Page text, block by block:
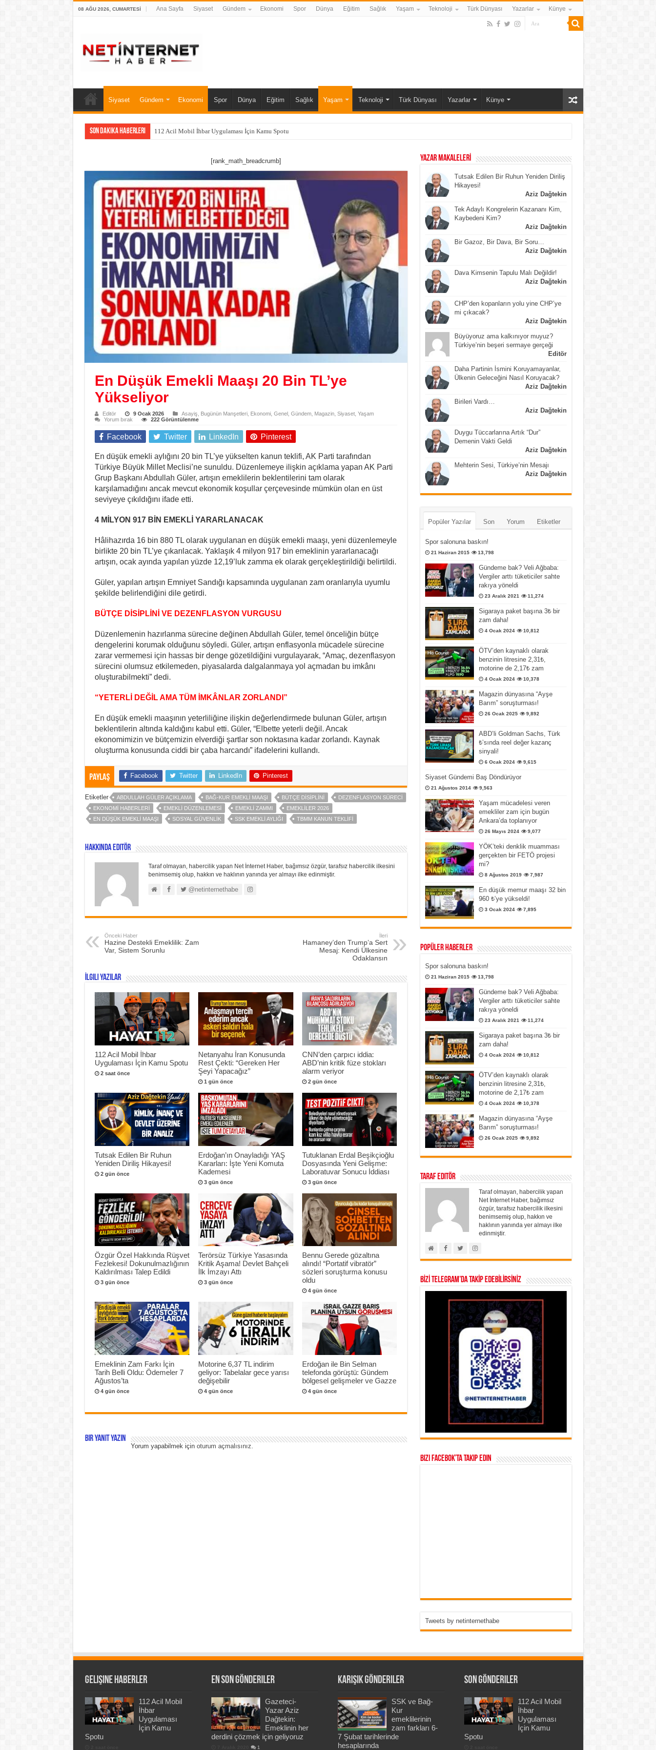
08 AĞU 2026, CUMARTESI Ana Sayfa Siyaset Gündem Ekonomi Spor Dünya Eğitim Sağlık Yaşam Teknoloji Türk Dünyası Yazarlar Künye
Siyaset Gündem Ekonomi Spor Dünya Eğitim Sağlık Yaşam Teknoloji Türk Dünyası Yazarlar Künye
Son Dakika Haberleri 112 Acil Mobil İhbar Uygulaması İçin Kamu Spotu
[rank_math_breadcrumb]
En Düşük Emekli Maaşı 20 Bin TL’ye
Yükseliyor
Editör 9 Ocak 2026 Asayiş Bugünün Manşetleri, Ekonomi, Genel, Gündem, Magazin, Siyaset, Yaşam
Yorum bırak
222 Görüntülenme
Facebook Twitter LinkedIn Pinterest
En düşük emekli aylığını 20 bin TL’ye yükselten kanun teklifi, AK Parti tarafından
Türkiye Büyük Millet Meclisi’ne sunuldu. Düzenlemeye ilişkin açıklama yapan AK Parti
Grup Başkanı Abdullah Güler, artışın emeklilerin beklentilerini tam olarak
karşılamadığını ancak mevcut ekonomik koşullar çerçevesinde mümkün olan en üst
seviyeye çıkıldığını ifade etti.
4 MİLYON 917 BİN EMEKLİ YARARLANACAK
Hâlihazırda 16 bin 880 TL olarak uygulanan en düşük emekli maaşı, yeni düzenlemeyle
birlikte 20 bin TL’ye çıkarılacak. Yaklaşık 4 milyon 917 bin emeklinin yararlanacağı
artışın, ocak ayında yapılan yüzde 12,19’luk zamma ek olarak gerçekleştirildiği belirtildi.
Güler, yapılan artışın Emniyet Sandığı kapsamında uygulanan zam oranlarıyla uyumlu
şekilde belirlendiğini dile getirdi.
BÜTÇE DİSİPLİNİ VE DEZENFLASYON VURGUSU
Düzenlemenin hazırlanma sürecine değinen Abdullah Güler, temel önceliğin bütçe
dengelerini korumak olduğunu söyledi. Güler, artışın enflasyonla mücadele sürecine
zarar vermemesi için hassas bir denge gözetildiğini vurgulayarak, “Amaç, dezenflasyon
sürecini olumsuz etkilemeden, piyasalarda dalgalanmaya yol açmadan bu imkânı
oluşturabilmekti” dedi.
“YETERLİ DEĞİL AMA TÜM İMKÂNLAR ZORLANDI”
En düşük emekli maaşının yeterliliğine ilişkin değerlendirmede bulunan Güler, artışın
beklentilerin altında kaldığını kabul etti. Güler, “Elbette yeterli değil. Ancak
ekonomimizin ve bütçemizin elverdiği şartlar son noktasına kadar zorlandı. Kaynak
oluşturma konusunda ciddi bir çaba harcandı” ifadelerini kullandı.
Paylaş Facebook Twitter LinkedIn Pinterest
Etiketler ABDULLAH GÜLER AÇIKLAMA BAĞ-KUR EMEKLI MAAŞI BÜTÇE DISIPLINI
DEZENFLASYON SÜRECI
EKONOMI HABERLERI
EMEKLI DÜZENLEMESI EMEKLI ZAMMI
EMEKLILER 2026
EN DÜŞÜK EMEKLI MAAŞI
SOSYAL GÜVENLIK SSK EMEKLI AYLIĞI TBMM KANUN TEKLIFI
Hakkında Editör
Taraf olmayan, habercilik yapan Net İnternet Haber, bağımsız özgür, tarafsız habercilik ilkesini
benimsemiş olup, hakkın ve haklının yanında yer almayı ilke edinmiştir.
@netinternethabe
Önceki Haber
Hazine Destekli Emeklilik: Zam
Var, Sistem Sorunlu
İleri
Hamaney’den Trump’a Sert
Mesaj: Kendi Ülkesine
Odaklansın
İlgili Yazılar
112 Acil Mobil İhbar
Uygulaması İçin Kamu Spotu
2 saat önce
Netanyahu İran Konusunda
Rest Çekti: “Gereken Her
Şeyi Yapacağız”
1 gün önce
CNN’den çarpıcı iddia:
ABD’nin kritik füze stokları
alarm veriyor
2 gün önce
Tutsak Edilen Bir Ruhun
Yeniden Diriliş Hikayesi!
2 gün önce
Erdoğan’ın Onayladığı YAŞ
Kararları: İşte Yeni Komuta
Kademesi
3 gün önce
Tutuklanan Erdal Beşikçioğlu
Dosyasında Yeni Gelişme:
Laboratuvar Sonucu İddiası
3 gün önce
Özgür Özel Hakkında Rüşvet
Fezlekesi! Dokunulmazlığının
Kaldırılması Talep Edildi
3 gün önce
Terörsüz Türkiye Yasasında
Kritik Aşama! Devlet Bahçeli
İlk İmzayı Attı
3 gün önce
Bennu Gerede gözaltına
alındı! “Portatif vibratör”
sözleri soruşturma konusu
oldu
4 gün önce
Emeklinin Zam Farkı İçin
Tarih Belli Oldu: Ödemeler 7
Ağustos’ta
4 gün önce
Motorine 6,37 TL indirim
geliyor: Tabelalar gece yarısı
değişebilir
4 gün önce
Erdoğan ile Bin Selman
telefonda görüştü: Gündem
bölgesel gelişmeler ve Gazze
4 gün önce
Bir yanıt yazın
Yorum yapabilmek için oturum açmalısınız.
YAZAR MAKALELERİ
Tutsak Edilen Bir Ruhun Yeniden Diriliş
Hikayesi!
Aziz Dağtekin
Tek Adaylı Kongrelerin Kazananı Kim,
Kaybedeni Kim?
Aziz Dağtekin
Bir Gazoz, Bir Dava, Bir Soru…
Aziz Dağtekin
Dava Kimsenin Tapulu Malı Değildir!
Aziz Dağtekin
CHP’den kopanların yolu yine CHP’ye
mi çıkacak?
Aziz Dağtekin
Büyüyoruz ama kalkınıyor muyuz?
Türkiye’nin beşeri sermaye gerçeği
Editör
Daha Partinin İsmini Koruyamayanlar,
Ülkenin Geleceğini Nasıl Koruyacak?
Aziz Dağtekin
Birileri Vardı…
Aziz Dağtekin
Duygu Tüccarlarına Artık “Dur”
Demenin Vakti Geldi
Aziz Dağtekin
Mehterin Sesi, Türkiye’nin Mesajı
Aziz Dağtekin
Popüler Yazılar Son Yorum Etiketler
Spor salonuna baskın!
21 Haziran 2015 13,798
Gündeme bak? Veli Ağbaba:
Vergiler arttı tüketiciler sahte
rakıya yöneldi
23 Aralık 2021 11,274
Sigaraya paket başına 3₺ bir
zam daha!
4 Ocak 2024 10,812
ÖTV’den kaynaklı olarak
benzinin litresine 2,31₺,
motorine de 2,17₺ zam
4 Ocak 2024 10,378
Magazin dünyasına “Ayşe
Barım” soruşturması!
26 Ocak 2025 9,892
ABD’li Goldman Sachs, Türk
₺’sında reel değer kazanç
sinyali!
6 Ocak 2024 9,615
Siyaset Gündemi Baş Döndürüyor
21 Ağustos 2014 9,563
Yaşam mücadelesi veren
emekliler zam için bugün
Ankara’da toplanıyor
26 Mayıs 2024 9,077
YÖK’teki denklik muamması
gerçekten bir FETÖ projesi
mi?
8 Ağustos 2019 7,987
En düşük memur maaşı 32 bin
960 ₺’ye yükseldi!
3 Ocak 2024 7,895
Popüler Haberler
Spor salonuna baskın!
21 Haziran 2015 13,798
Gündeme bak? Veli Ağbaba:
Vergiler arttı tüketiciler sahte
rakıya yöneldi
23 Aralık 2021 11,274
Sigaraya paket başına 3₺ bir
zam daha!
4 Ocak 2024 10,812
ÖTV’den kaynaklı olarak
benzinin litresine 2,31₺,
motorine de 2,17₺ zam
4 Ocak 2024 10,378
Magazin dünyasına “Ayşe
Barım” soruşturması!
26 Ocak 2025 9,892
Taraf Editör
Taraf olmayan, habercilik yapan
Net İnternet Haber, bağımsız
özgür, tarafsız habercilik ilkesini
benimsemiş olup, hakkın ve
haklının yanında yer almayı ilke
edinmiştir.
BİZİ TELEGRAM’DA TAKİP EDEBİLİRSİNİZ
Bizi Facebok’ta takip edin
Tweets by netinternethabe
Gelişine Haberler
112 Acil Mobil
İhbar
Uygulaması
İçin Kamu
Spotu
En Son Gönderiler
Gazeteci-
Yazar Aziz
Dağtekin:
Emeklinin her
derdini çözmek için geliyoruz
1
Karışık Gönderiler
SSK ve Bağ-
Kur
emeklilerinin
zam farkları 6-
7 Şubat tarihlerinde
hesaplarında
Son Gönderiler
112 Acil Mobil
İhbar
Uygulaması
İçin Kamu
Spotu